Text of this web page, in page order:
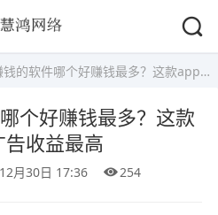
软件哪个好赚钱最多？这款app看广告收益最高
个好赚钱最多？这款
告收益最高
月30日 17:36 254